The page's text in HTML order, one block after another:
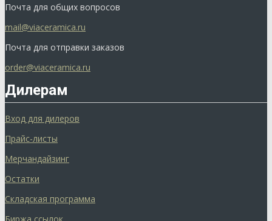
Почта для общих вопросов
mail@viaceramica.ru
Почта для отправки заказов
order@viaceramica.ru
Дилерам
Вход для дилеров
Прайс-листы
Мерчандайзинг
Остатки
Складская программа
Биржа ссылок